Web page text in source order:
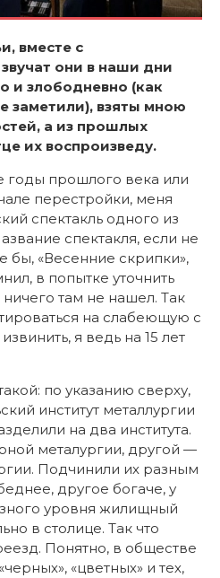
вместе с
они в наши дни
и злободневно (как
заметили), взяты мною
а из прошлых
их воспроизведу.
годы прошлого века или
перестройки, меня
спектакль одного из
спектакля, если не
бы, «Весенние скрипки»,
в попытке уточнить
там не нашел. Так
на слабеющую с
я ведь на 15 лет
по указанию сверху,
институт металлургии
на два института.
металургии, другой —
Подчинили их разным
другое богаче, у
уровня жилищный
в столице. Так что
Понятно, в обществе
«цветных» и тех,